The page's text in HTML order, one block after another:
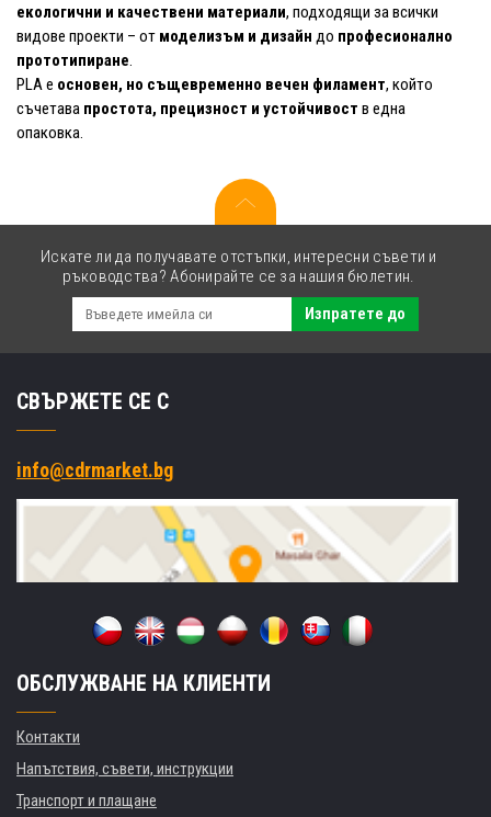
екологични и качествени материали, подходящи за всички
видове проекти – от моделизъм и дизайн до професионално
прототипиране.
PLA е основен, но същевременно вечен филамент, който
съчетава простота, прецизност и устойчивост в една
опаковка.
Искате ли да получавате отстъпки, интересни съвети и
ръководства? Абонирайте се за нашия бюлетин.
Изпратете до
СВЪРЖЕТЕ СЕ С
info@cdrmarket.bg
ОБСЛУЖВАНЕ НА КЛИЕНТИ
Контакти
Напътствия, съвети, инструкции
Транспорт и плащане